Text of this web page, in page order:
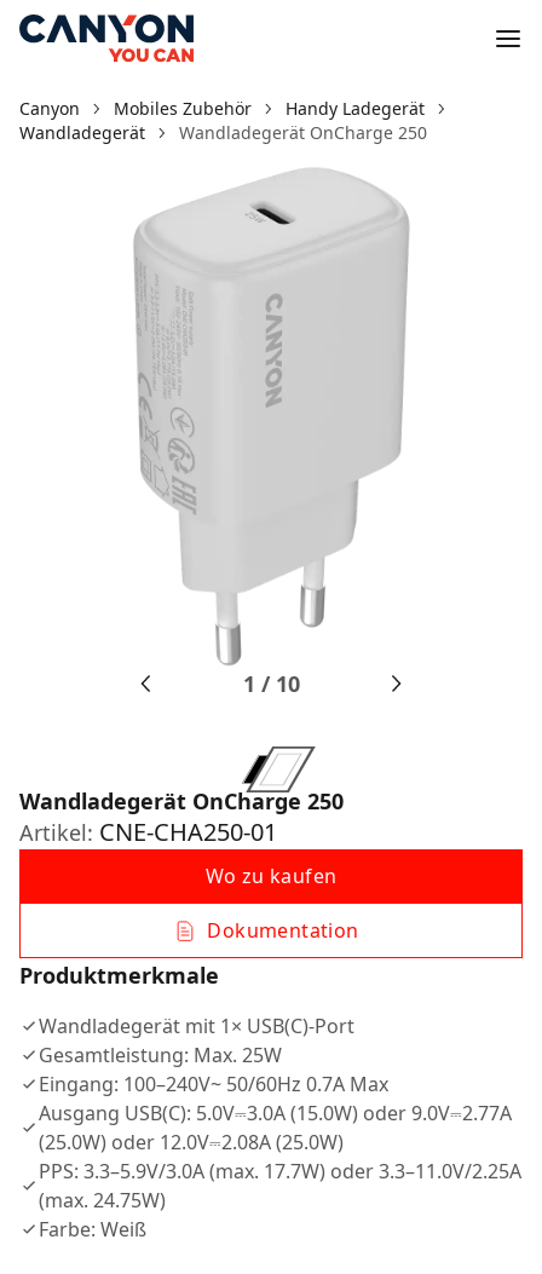
Canyon Mobiles Zubehör
Handy Ladegerät
Wandladegerät
Wandladegerät OnCharge 250
1 / 10
Wandladegerät OnCharge 250
Artikel: CNE-CHA250-01
Wo zu kaufen
Dokumentation
Produktmerkmale
Wandladegerät mit 1× USB(C)-Port
Gesamtleistung: Max. 25W
Eingang: 100–240V~ 50/60Hz 0.7A Max
Ausgang USB(C): 5.0V⎓3.0A (15.0W) oder 9.0V⎓2.77A
(25.0W) oder 12.0V⎓2.08A (25.0W)
PPS: 3.3–5.9V/3.0A (max. 17.7W) oder 3.3–11.0V/2.25A
(max. 24.75W)
Farbe: Weiß